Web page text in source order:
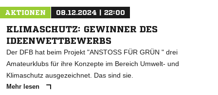
AKTIONEN 08.12.2024 | 22:00
KLIMASCHUTZ: GEWINNER DES
IDEENWETTBEWERBS
Der DFB hat beim Projekt "ANSTOSS FÜR GRÜN " drei
Amateurklubs für ihre Konzepte im Bereich Umwelt- und
Klimaschutz ausgezeichnet. Das sind sie.
Mehr lesen